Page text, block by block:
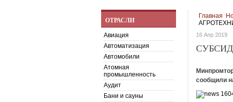
Главная
16 Апр 2019
сообщили
ОТРАСЛИ
Авиация
Автоматизация
Автомобили
Атомная
промышленность
Аудит
Бани и сауны